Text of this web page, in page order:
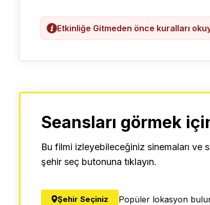
Etkinliğe Gitmeden önce kuralları
Seansları görmek
Bu filmi izleyebileceğiniz sinemaları ve
şehir seç butonuna tıklayın.
Şehir Seçiniz Popüler lokasyon